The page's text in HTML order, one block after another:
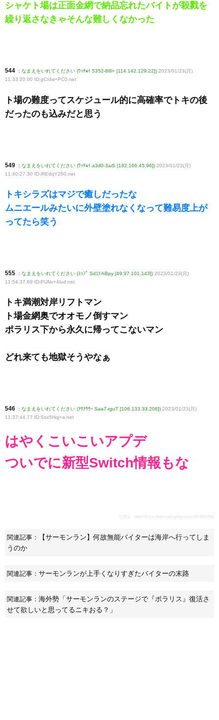
シャケト場は正面金網で納品忘れたバイトが殺戮を
繰り返さなきゃそんな難しくなかった
544 : なまえをいれてください (ﾜｯﾁｮｲ 5352-88l+ [114.142.129.22]) 2023/01/23(月)
11:33:20.00 ID:gC/dw+PC0.net
ト場の難度ってスケジュール的に高確率でトキの後
だったのも込みだと思う
549 : なまえをいれてください (ﾜｯﾁｮｲ a3d0-3aiS [182.166.45.96]) 2023/01/23(月)
11:40:27.30 ID:iREdqY260 .net
トキシラズはマジで癒しだったな
ムニエールみたいに外壁塗れなくなって難易度上が
ってたら笑う
555 : なまえをいれてください (ｽｯﾌﾟ Sd1f-hBpy [49.97.101.143]) 2023/01/23(月)
11:54:37.69 ID:PUNv+4lud .net
トキ満潮対岸リフトマン
ト場金網奥でオオモノ倒すマン
ポラリス下から永久に帰ってこないマン
どれ来ても地獄そうやなぁ
546 : なまえをいれてください (ｱｳｱｳｳｰ Saa7-rguT [106.133.33.206]) 2023/01/23(月)
11:37:44.77 ID:Ssx5Hqj+a .net
はやくこいこいアプデ
ついでに新型Switch情報もな
引用元： https://2ch.sc/test/read.cgi/famicom/1674155702/
関連記事：
【サーモンラン】何故無能バイターは海岸へ行ってしま
うのか
関連記事： サーモンランが上手くなりすぎたバイターの末路
関連記事： 海外勢「サーモンランのステージで『ポラリス』復活さ
せて欲しいと思ってるニキおる？」